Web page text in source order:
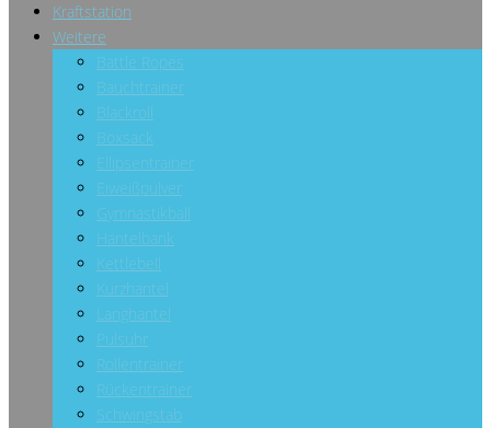
Kraftstation
Weitere
Battle Ropes
Bauchtrainer
Blackroll
Boxsack
Ellipsentrainer
Eiweißpulver
Gymnastikball
Hantelbank
Kettlebell
Kurzhantel
Langhantel
Pulsuhr
Rollentrainer
Rückentrainer
Schwingstab